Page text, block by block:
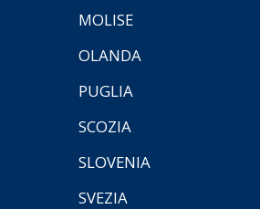
MOLISE
OLANDA
PUGLIA
SCOZIA
SLOVENIA
SVEZIA